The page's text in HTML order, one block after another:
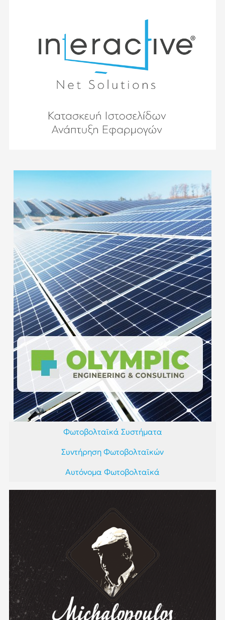
Φωτοβολταϊκά Συστήματα
Συντήρηση Φωτοβολταϊκών
Αυτόνομα Φωτοβολταϊκά